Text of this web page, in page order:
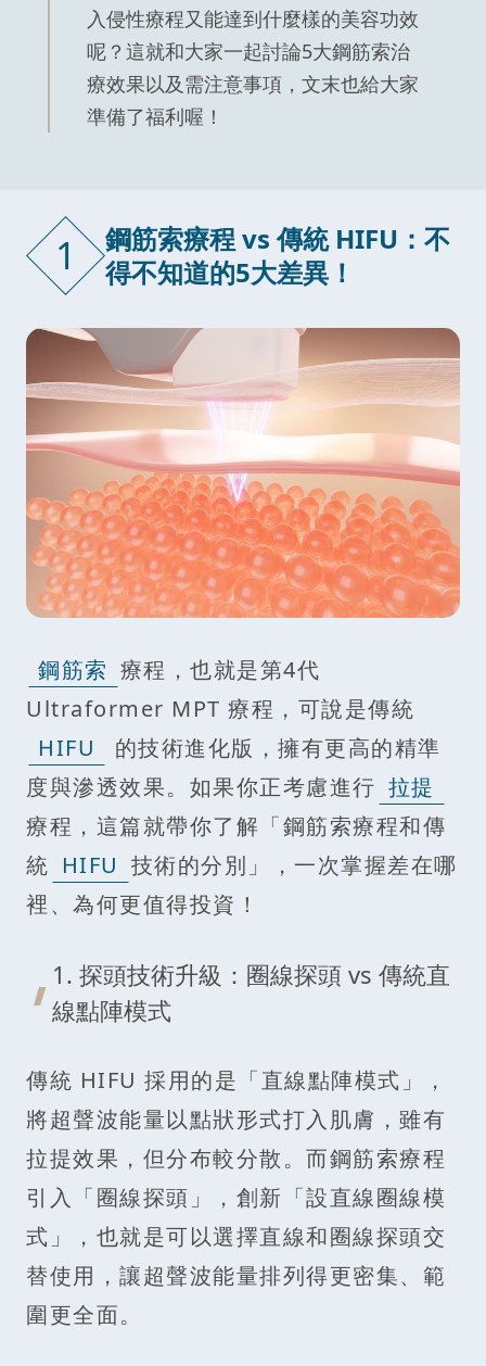
入侵性療程又能達到什麼樣的美容功效
呢？這就和大家一起討論5大鋼筋索治
療效果以及需注意事項，文末也給大家
準備了福利喔！
1
鋼筋索療程 vs 傳統 HIFU：不
得不知道的5大差異！
鋼筋索 療程，也就是第4代
Ultraformer MPT 療程，可說是傳統
HIFU
的技術進化版，擁有更高的精準
度與滲透效果。如果你正考慮進行 拉提
療程，這篇就帶你了解「鋼筋索療程和傳
統 HIFU 技術的分別」，一次掌握差在哪
裡、為何更值得投資！
1. 探頭技術升級：圈線探頭 vs 傳統直
線點陣模式
傳統 HIFU 採用的是「直線點陣模式」，
將超聲波能量以點狀形式打入肌膚，雖有
拉提效果，但分布較分散。而鋼筋索療程
引入「圈線探頭」，創新「設直線圈線模
式」，也就是可以選擇直線和圈線探頭交
替使用，讓超聲波能量排列得更密集、範
圍更全面。